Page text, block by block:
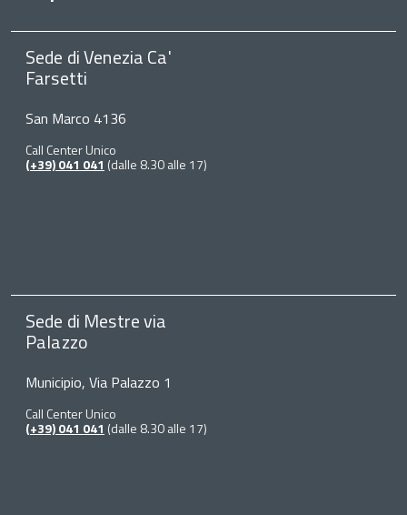
Sede di Venezia Ca'
Farsetti
San Marco 4136
Call Center Unico
(+39) 041 041 (dalle 8.30 alle 17)
Sede di Mestre via
Palazzo
Municipio, Via Palazzo 1
Call Center Unico
(+39) 041 041 (dalle 8.30 alle 17)